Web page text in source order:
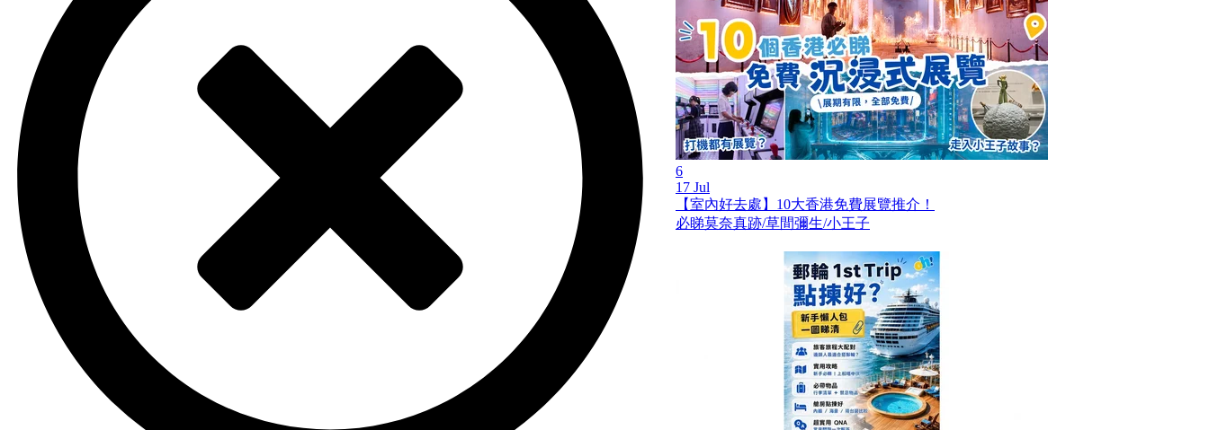
6
17 Jul
【室內好去處】10大香港免費展覽推介！
必睇莫奈真跡/草間彌生/小王子